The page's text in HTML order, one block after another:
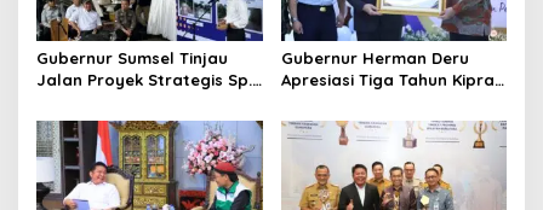
Gubernur Sumsel Tinjau
Jalan Proyek Strategis Sp.
Desa Keman OKI
Gubernur Herman Deru
Apresiasi Tiga Tahun Kiprah
Pilar Keadilan Tata Usaha
Negara